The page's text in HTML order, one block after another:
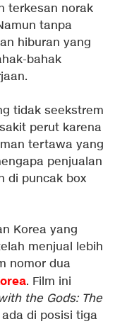
terkesan norak
tanpa
hiburan yang
bahak
tidak seekstrem
perut karena
tertawa yang
penjualan
di puncak box
Korea yang
menjual lebih
nomor dua
. Film ini
the Gods: The
di posisi tiga